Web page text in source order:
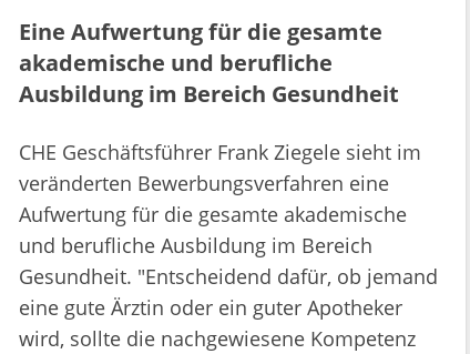
Eine Aufwertung für die gesamte
akademische und berufliche
Ausbildung im Bereich Gesundheit
CHE Geschäftsführer Frank Ziegele sieht im
veränderten Bewerbungsverfahren eine
Aufwertung für die gesamte akademische
und berufliche Ausbildung im Bereich
Gesundheit. "Entscheidend dafür, ob jemand
eine gute Ärztin oder ein guter Apotheker
wird, sollte die nachgewiesene Kompetenz